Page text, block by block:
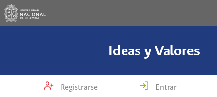
Ideas y Valores
Registrarse Entrar